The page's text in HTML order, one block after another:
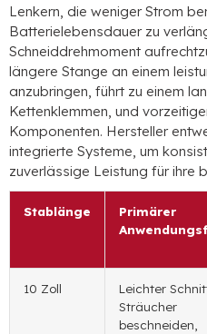
Lenkern, die weniger Strom
Batterielebensdauer zu
Schneiddrehmoment
längere Stange an einem
anzubringen, führt zu einem
Kettenklemmen, und
Komponenten. Hersteller
integrierte Systeme, um
zuverlässige Leistung für ihre
Stablänge
Primärer
10 Zoll
Leichter
Sträucher
beschneiden,